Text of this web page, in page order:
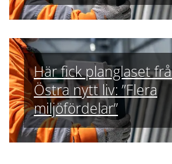
Här fick planglaset
Östra nytt liv: ”Flera
miljöfördelar”